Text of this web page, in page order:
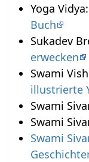
Yoga Vidya:
Buch
Sukadev
erwecken
Swami
illustrierte
Swami
Swami
Swami